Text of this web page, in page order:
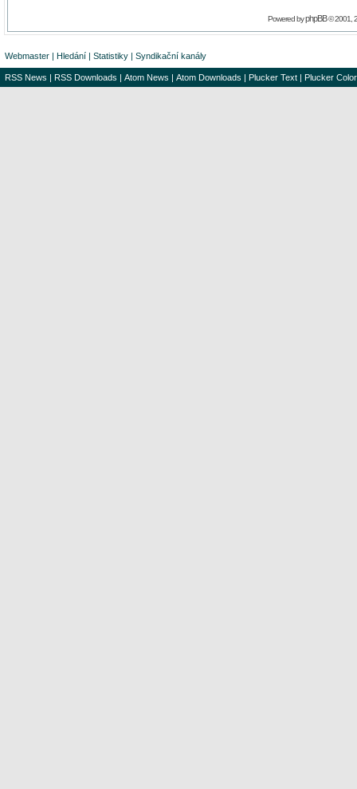
Powered byphpBB© 2001,
Webmaster | Hledání | Statistiky | Syndikační kanály
RSS News | RSS Downloads | Atom News | Atom Downloads | Plucker Text | Plucker Color